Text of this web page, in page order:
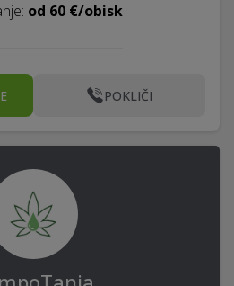
od 60 €/obisk
POKLIČI